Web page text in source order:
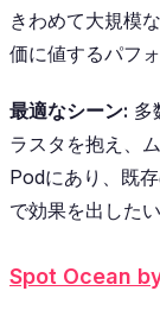
きわめて大規模
価に値するパフ
最適なシーン: 多
ラスタを抱え、
Podにあり、既
で効果を出した
Spot Ocean